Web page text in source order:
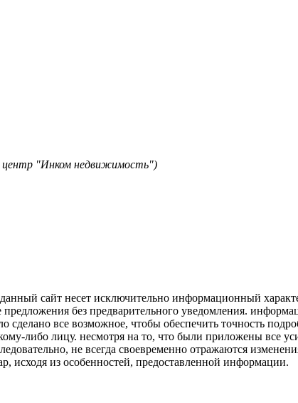
центр "Инком недвижимость")
сайт несет исключительно информационный
без предварительного уведомления.
все возможное, чтобы обеспечить точность
либо лицу. несмотря на то, что были приложены все
не всегда своевременно отражаются
исходя из особенностей, предоставленной информации.